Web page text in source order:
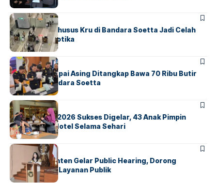
BANDARABERITA
Ketika Jalur Khusus Kru di Bandara Soetta Jadi Celah
Sindikat Narkotika
BANDARA BERITA
Kopilot Maskapai Asing Ditangkap Bawa 70 Ribu Butir
Ekstasi di Bandara Soetta
BERITAINDEX
GM For A Day 2026 Sukses Digelar, 43 Anak Pimpin
Operasional Hotel Selama Sehari
BANDARABERITA
Karantina Banten Gelar Public Hearing, Dorong
Transparansi Layanan Publik